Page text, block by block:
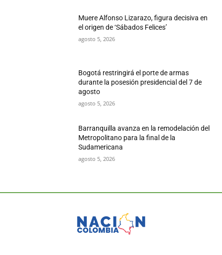
Muere Alfonso Lizarazo, figura decisiva en
el origen de ‘Sábados Felices’
agosto 5, 2026
Bogotá restringirá el porte de armas
durante la posesión presidencial del 7 de
agosto
agosto 5, 2026
Barranquilla avanza en la remodelación del
Metropolitano para la final de la
Sudamericana
agosto 5, 2026